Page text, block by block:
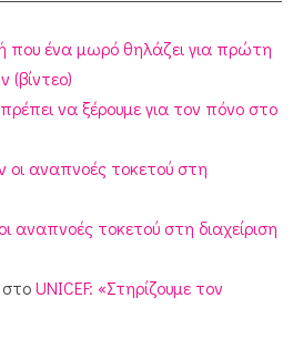
που ένα μωρό θηλάζει για πρώτη
(βίντεο)
πρέπει να ξέρουμε για τον πόνο στο
οι αναπνοές τοκετού στη
αναπνοές τοκετού στη διαχείριση
στοUNICEF: «Στηρίζουμε τον